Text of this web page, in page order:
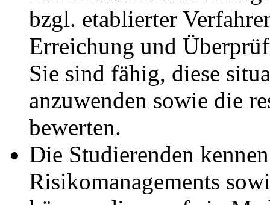
bzgl. etablierter
Erreichung und
Sie sind fähig, diese
anzuwenden sowie die
bewerten.
Die Studierenden
Risikomanagements